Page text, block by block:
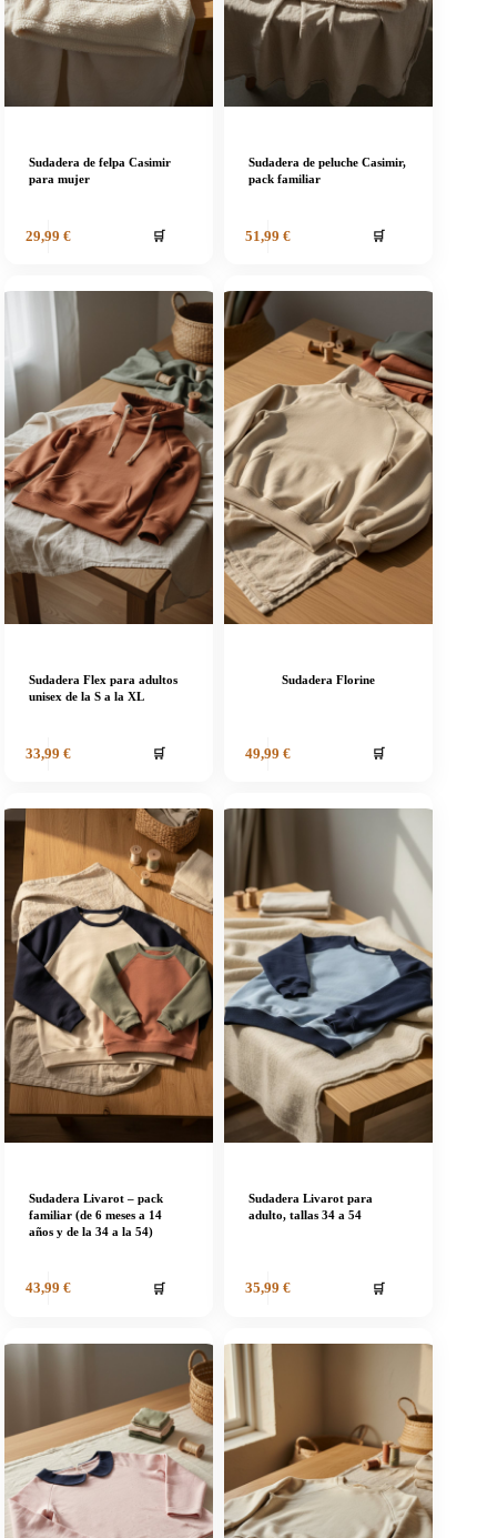
Sudadera de felpa Casimir
para mujer
29,99 € 🛒
Sudadera de peluche Casimir,
pack familiar
51,99 € 🛒
Sudadera Flex para adultos
unisex de la S a la XL
33,99 € 🛒
Sudadera Florine
49,99 € 🛒
Sudadera Livarot – pack
familiar (de 6 meses a 14
años y de la 34 a la 54)
43,99 € 🛒
Sudadera Livarot para
adulto, tallas 34 a 54
35,99 € 🛒